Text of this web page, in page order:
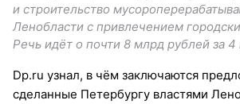
и строительство
Ленобласти с привлечением
Речь идёт о почти 8 млрд рублей за 4
Dp.ru узнал, в чём заключаются
сделанные Петербургу властями